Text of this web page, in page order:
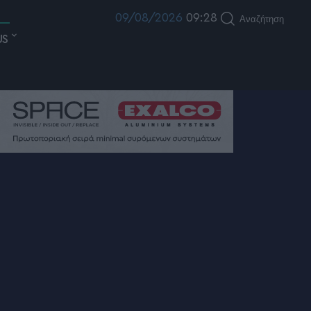
09/08/2026 09:28 Αναζήτηση